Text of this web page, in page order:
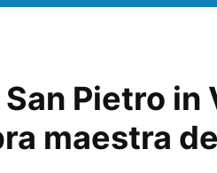
San Pietro
maestra